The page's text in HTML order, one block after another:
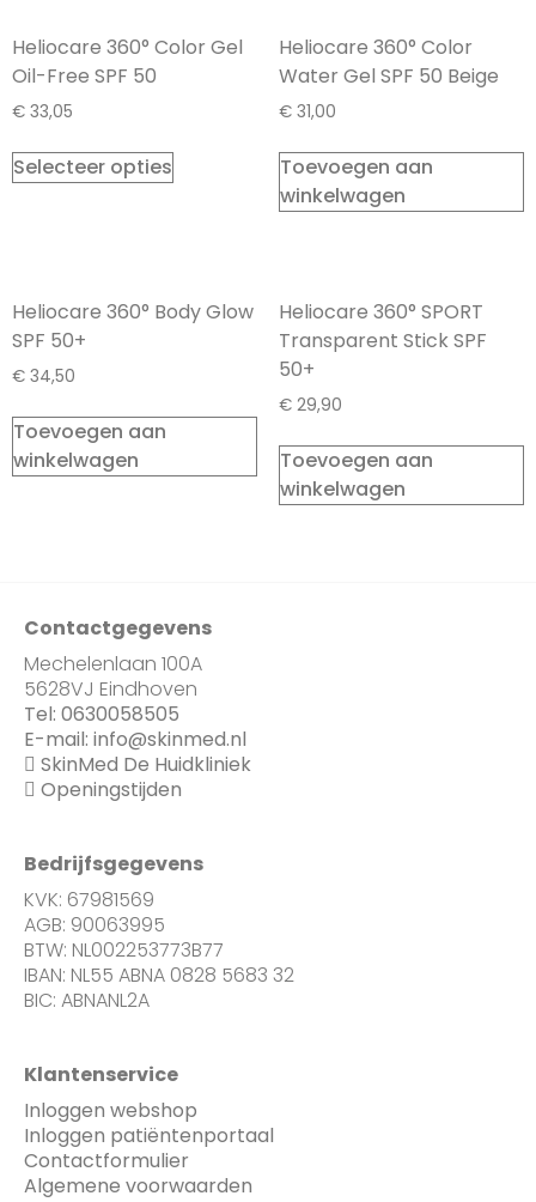
Heliocare 360° Color Gel
Oil-Free SPF 50
€ 33,05
Selecteer opties
Heliocare 360° Color
Water Gel SPF 50 Beige
€31,00
Toevoegen aan
winkelwagen
Heliocare 360° Body Glow
SPF 50+
€ 34,50
Toevoegen aan
winkelwagen
Heliocare 360° SPORT
Transparent Stick SPF
50+
€29,90
Toevoegen aan
winkelwagen
Contactgegevens
Mechelenlaan 100A
5628VJ Eindhoven
Tel: 0630058505
E-mail: info@skinmed.nl
SkinMed De Huidkliniek
Openingstijden
Bedrijfsgegevens
KVK: 67981569
AGB: 90063995
BTW: NL002253773B77
IBAN: NL55 ABNA 0828 5683 32
BIC: ABNANL2A
Klantenservice
Inloggen webshop
Inloggen patiëntenportaal
Contactformulier
Algemene voorwaarden